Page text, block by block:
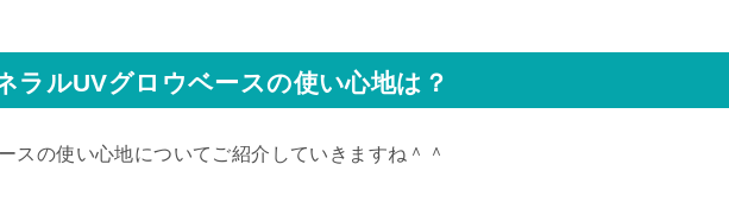
ラルUVグロウベースの使い心地は？
スの使い心地についてご紹介していきますね＾＾